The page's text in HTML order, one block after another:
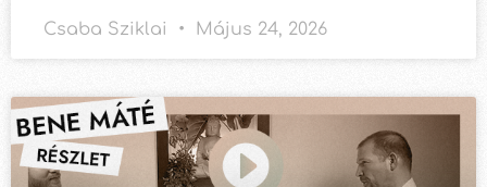
Csaba Sziklai Május 24, 2026